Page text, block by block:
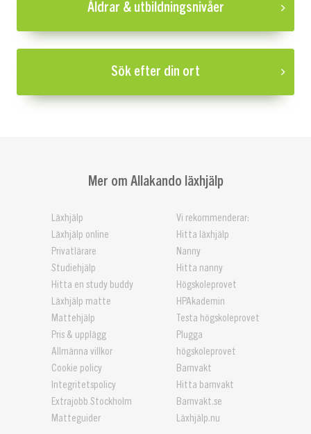
Åldrar & utbildningsnivåer
Sök efter din ort
Mer om Allakando läxhjälp
Läxhjälp
Läxhjälp online
Privatlärare
Studiehjälp
Hitta en study buddy
Läxhjälp matte
Mattehjälp
Pris & upplägg
Allmänna villkor
Cookie policy
Integritetspolicy
Extrajobb Stockholm
Matteguider
Vi rekommenderar:
Hitta läxhjälp
Nanny
Hitta nanny
Högskoleprovet
HPAkademin
Testa högskoleprovet
Plugga
högskoleprovet
Barnvakt
Hitta barnvakt
Barnvakt.se
Läxhjälp.nu